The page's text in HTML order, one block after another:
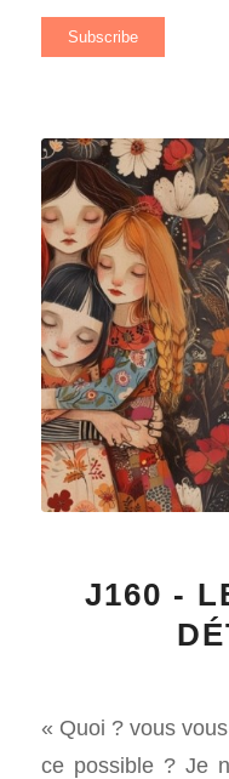
J160 -
« Quoi ? vous
ce possible ? Je